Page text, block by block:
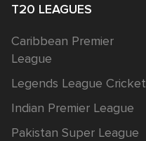
T20 LEAGUES
Caribbean Premier
League
Legends League Cricket
Indian Premier League
Pakistan Super League